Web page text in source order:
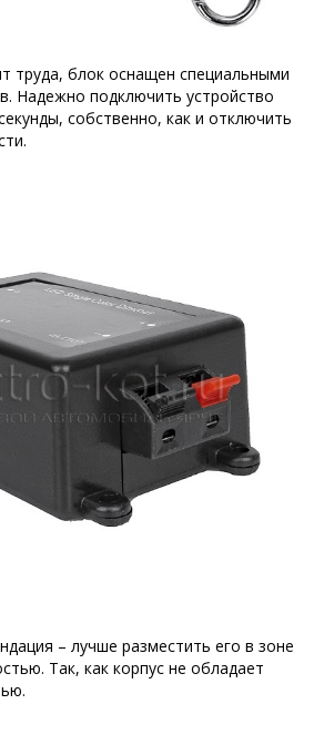
труда, блок оснащен специальными
Надежно подключить устройство
собственно, как и отключить
– лучше разместить его в зоне
Так, как корпус не обладает